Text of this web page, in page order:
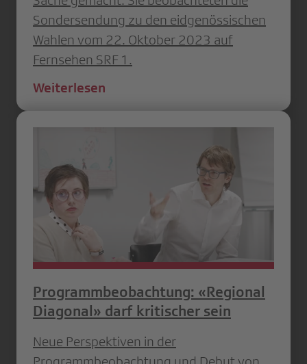
Sondersendung zu den eidgenössischen
Wahlen vom 22. Oktober 2023 auf
Fernsehen SRF 1.
Weiterlesen
Programmbeobachtung: «Regional
Diagonal» darf kritischer sein
Neue Perspektiven in der